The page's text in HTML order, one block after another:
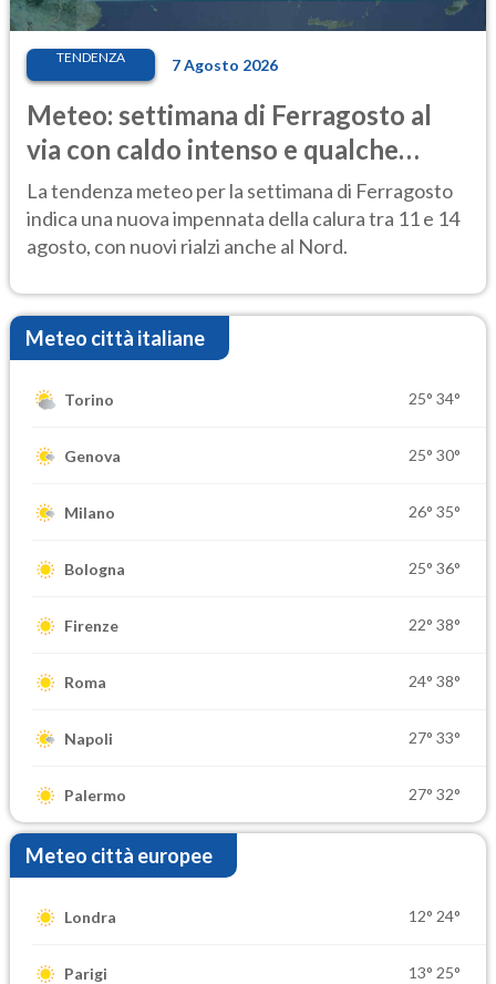
TENDENZA 7 Agosto 2026
Meteo: settimana di Ferragosto al
via con caldo intenso e qualche
temporale
La tendenza meteo per la settimana di Ferragosto
indica una nuova impennata della calura tra 11 e 14
agosto, con nuovi rialzi anche al Nord.
Meteo città italiane
Torino 25° 34°
Genova 25° 30°
Milano 26° 35°
Bologna 25° 36°
Firenze 22° 38°
Roma 24° 38°
Napoli 27° 33°
Palermo 27° 32°
Meteo città europee
Londra 12° 24°
Parigi 13° 25°